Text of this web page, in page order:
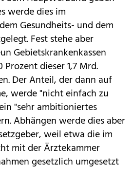
werde dies im
Gesundheits- und dem
Fest stehe aber
Gebietskrankenkassen
dieser 1,7 Mrd.
Der Anteil, der dann auf
werde "nicht einfach zu
"sehr ambitioniertes
Abhängen werde dies aber
weil etwa die im
mit der Ärztekammer
gesetzlich umgesetzt